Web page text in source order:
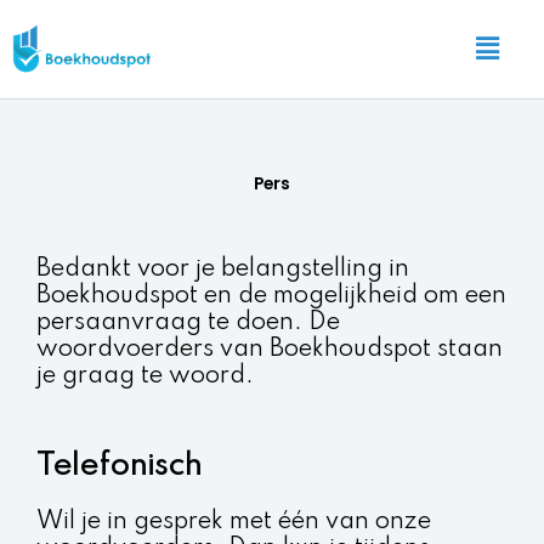
naar
de
Main
Menu
Pers
Bedankt voor je belangstelling in
Boekhoudspot en de mogelijkheid om een
persaanvraag te doen. De
woordvoerders van Boekhoudspot staan
je graag te woord.
Telefonisch
Wil je in gesprek met één van onze